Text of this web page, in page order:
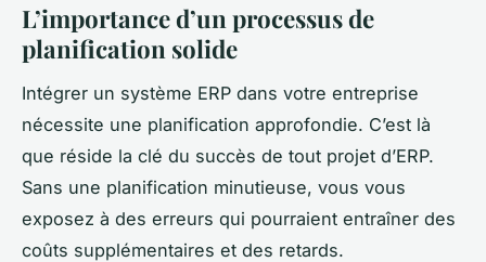
L’importance d’un processus de
planification solide
Intégrer un système ERP dans votre entreprise
nécessite une planification approfondie. C’est là
que réside la clé du succès de tout projet d’ERP.
Sans une planification minutieuse, vous vous
exposez à des erreurs qui pourraient entraîner des
coûts supplémentaires et des retards.